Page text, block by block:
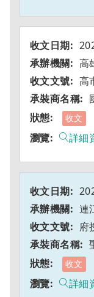
高
高
收文
詳細
連
府
收文
詳細